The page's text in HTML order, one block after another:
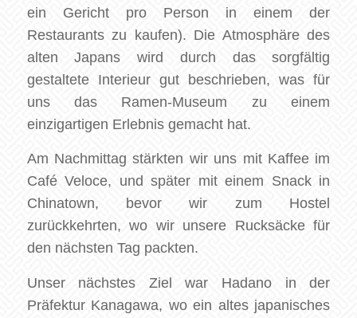
ein Gericht pro Person in einem der
Restaurants zu kaufen). Die Atmosphäre des
alten Japans wird durch das sorgfältig
gestaltete Interieur gut beschrieben, was für
uns das Ramen-Museum zu einem
einzigartigen Erlebnis gemacht hat.
Am Nachmittag stärkten wir uns mit Kaffee im
Café Veloce, und später mit einem Snack in
Chinatown, bevor wir zum Hostel
zurückkehrten, wo wir unsere Rucksäcke für
den nächsten Tag packten.
Unser nächstes Ziel war Hadano in der
Präfektur Kanagawa, wo ein altes japanisches